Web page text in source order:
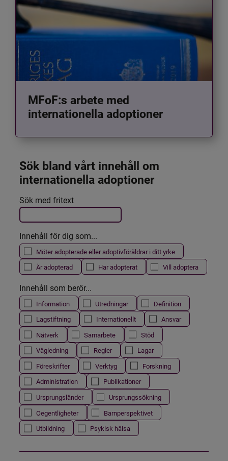
MFoF:s arbete med
internationella adoptioner
Sök bland vårt innehåll om
internationella adoptioner
Filtrera resultatet
Det här formuläret postas automatiskt
Sök med fritext
Innehåll för dig som...
Möter adopterade eller adoptivföräldrar i ditt yrke
Är adopterad
Har adopterat Vill adoptera
Innehåll som berör...
Information Utredningar
Definition
Lagstiftning
Internationellt
Ansvar
Nätverk
Samarbete
Stöd
Vägledning
Regler
Lagar
Föreskrifter
Verktyg
Forskning
Administration
Publikationer
Ursprungsländer
Ursprungssökning
Oegentligheter
Barnperspektivet
Utbildning
Psykisk hälsa